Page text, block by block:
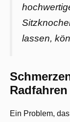
lassen,
Radfahren
Ein Problem,